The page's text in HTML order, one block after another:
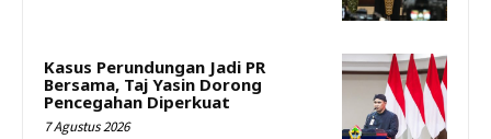
Kasus Perundungan Jadi PR
Bersama, Taj Yasin Dorong
Pencegahan Diperkuat
7 Agustus 2026